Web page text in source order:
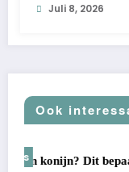
Juli 8, 2026
Ook
huis
Beste